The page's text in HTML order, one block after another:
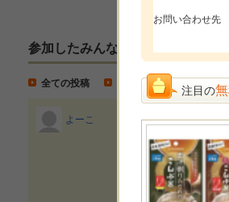
お問い合わせ先
注目の
参加したみんなの投稿
全ての投稿 モニター投稿 イ
よーこ